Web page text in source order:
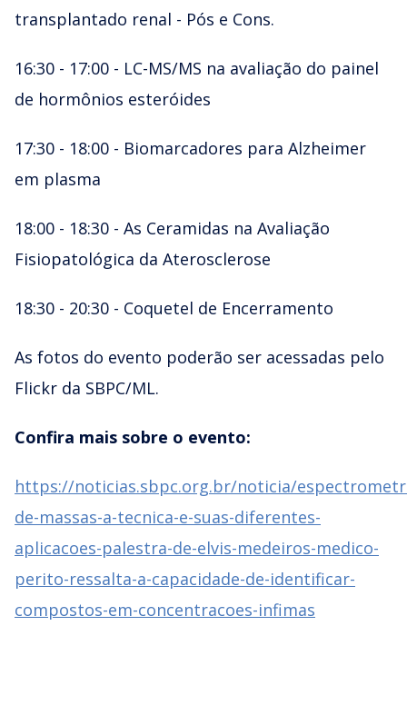
transplantado renal - Pós e Cons.
16:30 - 17:00 - LC-MS/MS na avaliação do painel
de hormônios esteróides
17:30 - 18:00 - Biomarcadores para Alzheimer
em plasma
18:00 - 18:30 - As Ceramidas na Avaliação
Fisiopatológica da Aterosclerose
18:30 - 20:30 - Coquetel de Encerramento
As fotos do evento poderão ser acessadas pelo
Flickr da SBPC/ML.
Confira mais sobre o evento:
https://noticias.sbpc.org.br/noticia/
de-massas-a-tecnica-e-suas-diferentes-
aplicacoes-palestra-de-elvis-medeiros-medico-
perito-ressalta-a-capacidade-de-identificar-
compostos-em-concentracoes-infimas